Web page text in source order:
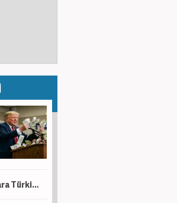
Dev bankadan piyasalara Türkiye mesajı: Yıl sonu faiz indirimi ve tahvil hamlesi gündemde